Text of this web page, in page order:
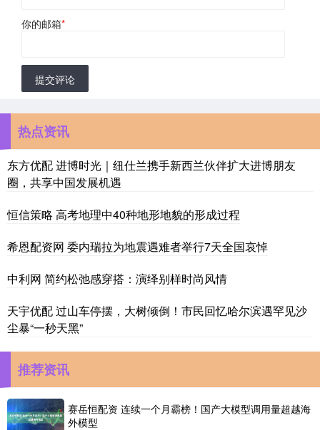
你的邮箱*
提交评论
热点资讯
东方优配 进博时光｜纽仕兰携手新西兰伙伴扩大进博朋友
圈，共享中国发展机遇
恒信策略 高考地理中40种地形地貌的形成过程
希恩配资网 委内瑞拉为地震遇难者举行7天全国哀悼
中利网 简约松弛感穿搭：演绎别样时尚风情
天宇优配 过山车停摆，大树倾倒！市民回忆哈尔滨遇罕见沙
尘暴“一秒天黑”
推荐资讯
赛岳恒配资 连续一个月霸榜！国产大模型调用量超越海
外模型